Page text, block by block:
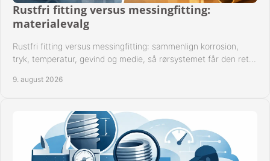
Rustfri fitting versus messingfitting:
materialevalg
Rustfri fitting versus messingfitting: sammenlign korrosion,
tryk, temperatur, gevind og medie, så rørsystemet får den rette
9. august 2026